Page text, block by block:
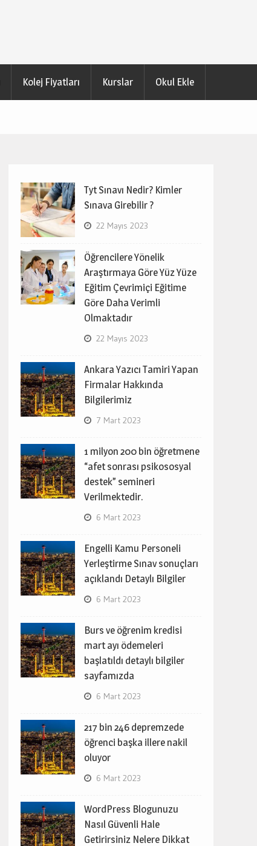
Kolej Fiyatları Kurslar Okul Ekle
Tyt Sınavı Nedir? Kimler
Sınava Girebilir ?
22 Mayıs 2023
Öğrencilere Yönelik
Araştırmaya Göre Yüz Yüze
Eğitim Çevrimiçi Eğitime
Göre Daha Verimli
Olmaktadır
22 Mayıs 2023
Ankara Yazıcı Tamiri Yapan
Firmalar Hakkında
Bilgilerimiz
7 Mart 2023
1 milyon 200 bin öğretmene
“afet sonrası psikososyal
destek” semineri
Verilmektedir.
6 Mart 2023
Engelli Kamu Personeli
Yerleştirme Sınav sonuçları
açıklandı Detaylı Bilgiler
6 Mart 2023
Burs ve öğrenim kredisi
mart ayı ödemeleri
başlatıldı detaylı bilgiler
sayfamızda
6 Mart 2023
217 bin 246 depremzede
öğrenci başka illere nakil
oluyor
6 Mart 2023
WordPress Blogunuzu
Nasıl Güvenli Hale
Getirirsiniz Nelere Dikkat